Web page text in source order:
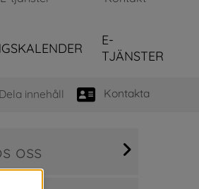
E-
TJÄNSTER
Dela innehåll Kontakta
oss